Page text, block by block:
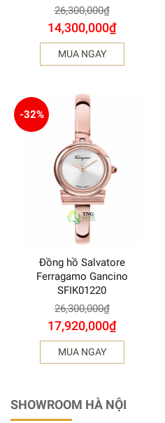
26,300,000₫
14,300,000₫
MUA NGAY
-32%
Đồng hồ Salvatore
Ferragamo Gancino
SFIK01220
26,300,000₫
17,920,000₫
MUA NGAY
SHOWROOM HÀ NỘI